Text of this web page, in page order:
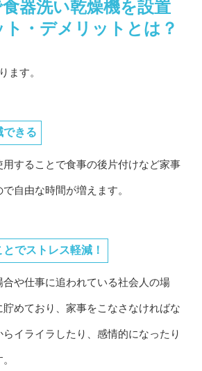
器洗い乾燥機を設置
・デメリットとは？
ます。
できる
することで食事の後片付けなど家事
自由な時間が増えます。
でストレス軽減！
や仕事に追われている社会人の場
めており、家事をこなさなければな
イライラしたり、感情的になったり